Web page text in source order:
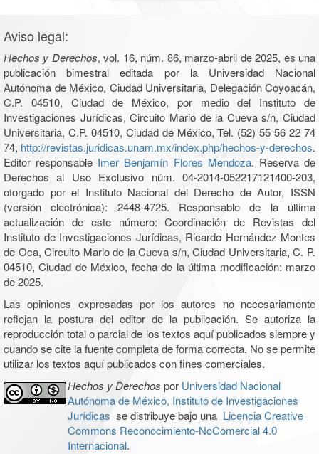
Aviso legal:
Hechos y Derechos, vol. 16, núm. 86, marzo-abril de 2025, es una
publicación bimestral editada por la Universidad Nacional
Autónoma de México, Ciudad Universitaria, Delegación Coyoacán,
C.P. 04510, Ciudad de México, por medio del Instituto de
Investigaciones Jurídicas, Circuito Mario de la Cueva s/n, Ciudad
Universitaria, C.P. 04510, Ciudad de México, Tel. (52) 55 56 22 74
74, http://revistas.juridicas.unam.mx/index.php/hechos-y-derechos.
Editor responsable Imer Benjamín Flores Mendoza. Reserva de
Derechos al Uso Exclusivo núm. 04-2014-052217121400-203,
otorgado por el Instituto Nacional del Derecho de Autor, ISSN
(versión electrónica): 2448-4725. Responsable de la última
actualización de este número: Coordinación de Revistas del
Instituto de Investigaciones Jurídicas, Ricardo Hernández Montes
de Oca, Circuito Mario de la Cueva s/n, Ciudad Universitaria, C. P.
04510, Ciudad de México, fecha de la última modificación: marzo
de 2025.
Las opiniones expresadas por los autores no necesariamente
reflejan la postura del editor de la publicación. Se autoriza la
reproducción total o parcial de los textos aquí publicados siempre y
cuando se cite la fuente completa de forma correcta. No se permite
utilizar los textos aquí publicados con fines comerciales.
Hechos y Derechos por Universidad Nacional
Autónoma de México, Instituto de Investigaciones
Jurídicas se distribuye bajo una Licencia Creative
Commons Reconocimiento-NoComercial 4.0
Internacional.